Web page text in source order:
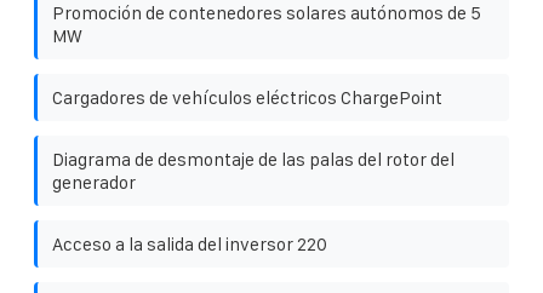
Promoción de contenedores solares autónomos de 5
MW
Cargadores de vehículos eléctricos ChargePoint
Diagrama de desmontaje de las palas del rotor del
generador
Acceso a la salida del inversor 220